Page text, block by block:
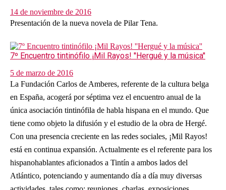
14 de noviembre de 2016
Presentación de la nueva novela de Pilar Tena.
7º Encuentro tintinófilo ¡Mil Rayos! ''Hergué y la música''
5 de marzo de 2016
La Fundación Carlos de Amberes, referente de la cultura belga
en España, acogerá por séptima vez el encuentro anual de la
única asociación tintinófila de habla hispana en el mundo. Que
tiene como objeto la difusión y el estudio de la obra de Hergé.
Con una presencia creciente en las redes sociales, ¡Mil Rayos!
está en continua expansión. Actualmente es el referente para los
hispanohablantes aficionados a Tintín a ambos lados del
Atlántico, potenciando y aumentando día a día muy diversas